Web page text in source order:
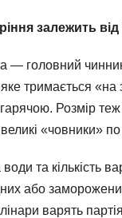
залежить
— головний
яке тримається
Розмір
«човники» по
та кількість
або
варять